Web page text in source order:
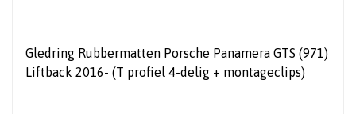
Gledring Rubbermatten Porsche Panamera GTS (971)
Liftback 2016- (T profiel 4-delig + montageclips)